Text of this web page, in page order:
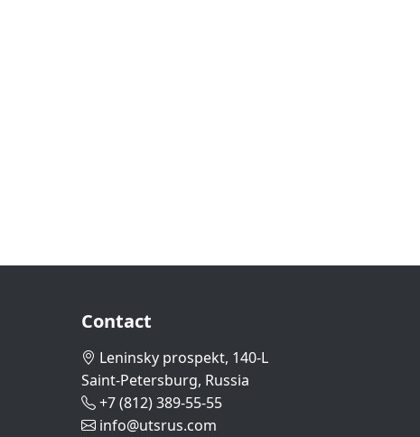
Contact
Leninsky prospekt, 140-L
Saint-Petersburg, Russia
+7 (812) 389-55-55
info@utsrus.com